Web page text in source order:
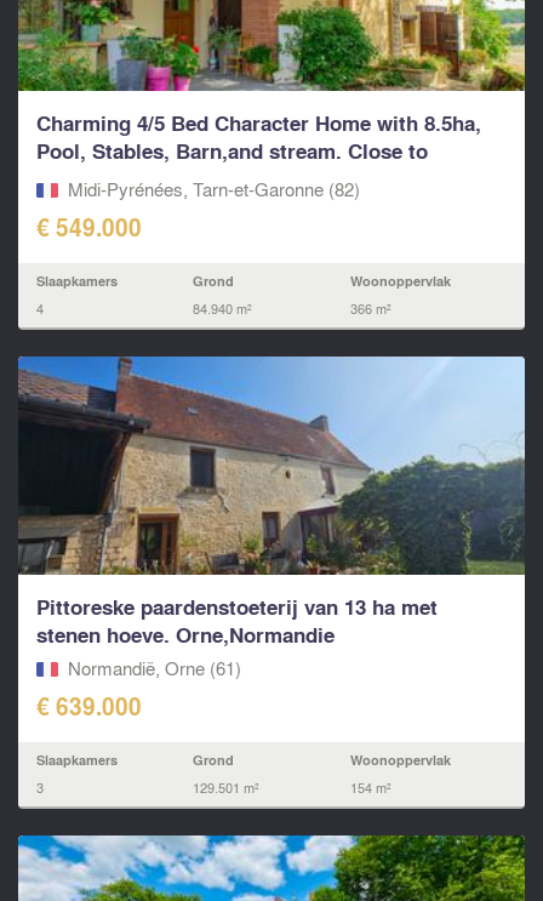
Charming 4/5 Bed Character Home with 8.5ha,
Pool, Stables, Barn,and stream. Close to
Village...
Midi-Pyrénées, Tarn-et-Garonne (82)
€ 549.000
Slaapkamers
4
Grond
84.940 m²
Woonoppervlak
366 m²
Pittoreske paardenstoeterij van 13 ha met
stenen hoeve. Orne,Normandie
Normandië, Orne (61)
€ 639.000
Slaapkamers
3
Grond
129.501 m²
Woonoppervlak
154 m²